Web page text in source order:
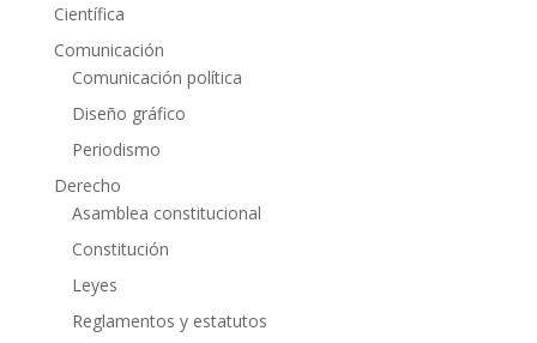
Científica
Comunicación
Comunicación política
Diseño gráfico
Periodismo
Derecho
Asamblea constitucional
Constitución
Leyes
Reglamentos y estatutos